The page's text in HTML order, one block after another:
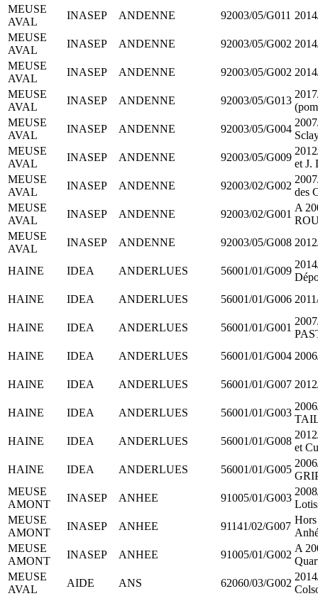
MEUSE
AVAL
INASEP ANDENNE 92003/05/G011
MEUSE
AVAL
INASEP ANDENNE 92003/05/G002
MEUSE
AVAL
INASEP ANDENNE 92003/05/G002
MEUSE
AVAL
INASEP ANDENNE 92003/05/G013
MEUSE
AVAL
INASEP ANDENNE 92003/05/G004
MEUSE
AVAL
INASEP ANDENNE 92003/05/G009
et J.
MEUSE
AVAL
INASEP ANDENNE 92003/02/G002
des
MEUSE
AVAL
INASEP ANDENNE 92003/02/G001
A
MEUSE
AVAL
INASEP ANDENNE 92003/05/G008
HAINE IDEA ANDERLUES 56001/01/G009
HAINE
IDEA ANDERLUES 56001/01/G006
HAINE IDEA ANDERLUES 56001/01/G001
HAINE
IDEA ANDERLUES 56001/01/G004
HAINE IDEA ANDERLUES 56001/01/G007
HAINE IDEA ANDERLUES 56001/01/G003
HAINE
IDEA ANDERLUES 56001/01/G008
et
HAINE
IDEA ANDERLUES 56001/01/G005
MEUSE
AMONT
INASEP ANHEE 91005/01/G003
MEUSE
AMONT
INASEP ANHEE 91141/02/G007
MEUSE
AMONT
INASEP ANHEE 91005/01/G002
A
MEUSE
AVAL
AIDE ANS 62060/03/G002